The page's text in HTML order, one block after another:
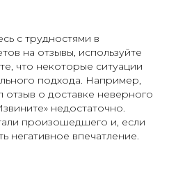
с трудностями в
на отзывы, используйте
что некоторые ситуации
подхода. Например,
отзыв о доставке неверного
недостаточно.
произошедшего и, если
негативное впечатление.